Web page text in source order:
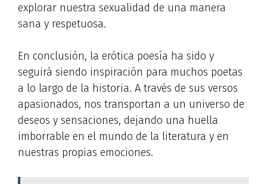
explorar nuestra sexualidad de una manera
sana y respetuosa.
En conclusión, la erótica poesía ha sido y
seguirá siendo inspiración para muchos poetas
a lo largo de la historia. A través de sus versos
apasionados, nos transportan a un universo de
deseos y sensaciones, dejando una huella
imborrable en el mundo de la literatura y en
nuestras propias emociones.